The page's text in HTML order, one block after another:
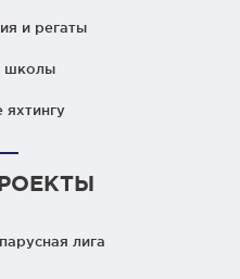
и регаты
школы
яхтингу
лига